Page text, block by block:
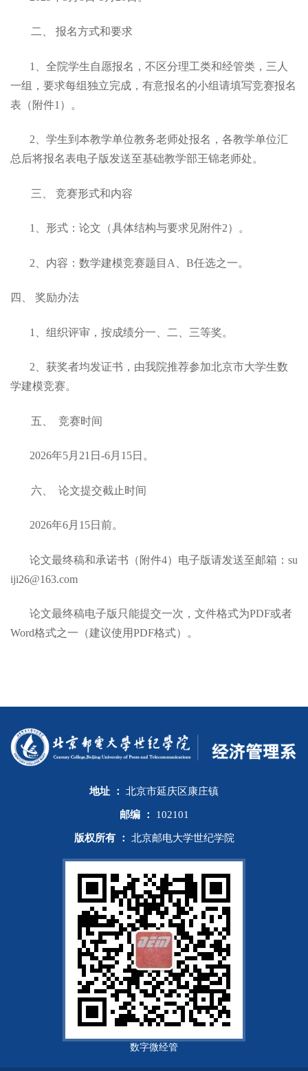
二、 报名方式和要求
1、全院学生自愿报名，不区分理工类和经管类，三人
一组，要求每组独立完成，有意报名的小组请填写竞赛报名
表（附件1）。
2、学生到本教学单位教务老师处报名，各教学单位汇
总后将报名表电子版发送至基础教学部王锦老师处。
三、 竞赛形式和内容
1、形式：论文（具体结构与要求见附件2）。
2、内容：数学建模竞赛题目A、B任选之一。
四、 奖励办法
1、组织评审，按成绩分一、二、三等奖。
2、获奖者均发证书，由我院推荐参加北京市大学生数
学建模竞赛。
五、 竞赛时间
2026年5月21日-6月15日。
六、 论文提交截止时间
2026年6月15日前。
论文最终稿和承诺书（附件4）电子版请发送至邮箱：su
iji26@163.com
论文最终稿电子版只能提交一次，文件格式为PDF或者
Word格式之一（建议使用PDF格式）。
地址 ： 北京市延庆区康庄镇
邮编 ： 102101
版权所有 ： 北京邮电大学世纪学院
数字微经管